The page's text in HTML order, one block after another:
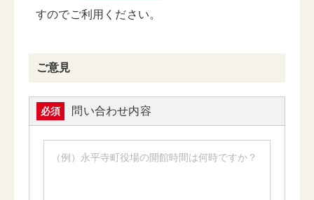
すのでご利用ください。
ご意見
必須 問い合わせ内容